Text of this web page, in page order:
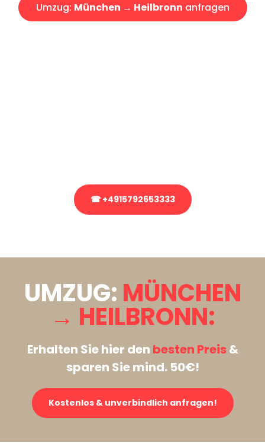
Umzug: München → Heilbronn anfragen
☎ +4915792653333
UMZUG: MÜNCHEN
→ HEILBRONN:
Erhalten Sie hier den besten Preis&
sparen Sie mind. 50€!
Kostenlos & unverbindlich anfragen!